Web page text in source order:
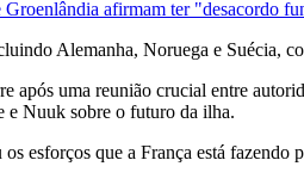
Groenlândia afirmam ter "desacordo
Alemanha, Noruega e Suécia,
após uma reunião crucial entre
e Nuuk sobre o futuro da ilha.
esforços que a França está